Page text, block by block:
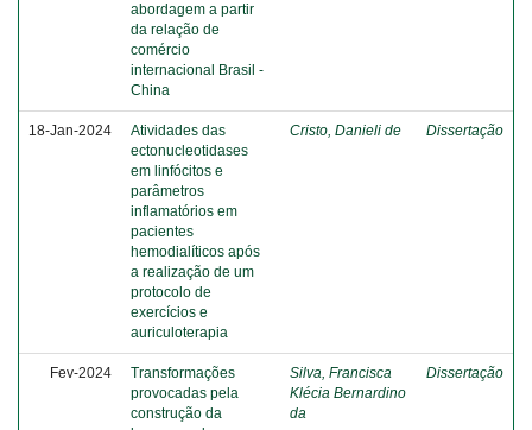
abordagem a partir
da relação de
comércio
internacional Brasil -
China
18-Jan-2024
Atividades das
ectonucleotidases
em linfócitos e
parâmetros
inflamatórios em
pacientes
hemodialíticos após
a realização de um
protocolo de
exercícios e
auriculoterapia
Cristo, Danieli de Dissertação
Fev-2024
Transformações
provocadas pela
construção da
Silva, Francisca
Klécia Bernardino
da
Dissertação